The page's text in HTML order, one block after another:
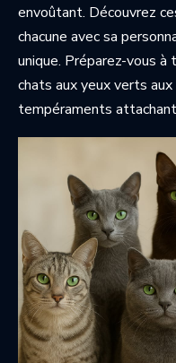
envoûtant. Découvrez
chacune avec sa
unique. Préparez-vous
chats aux yeux verts
tempéraments